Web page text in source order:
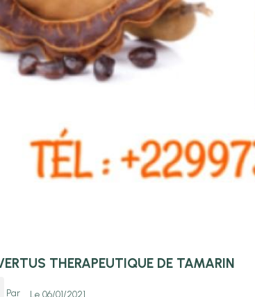
THERAPEUTIQUE DE TAMARIN
Par Le 06/01/2021